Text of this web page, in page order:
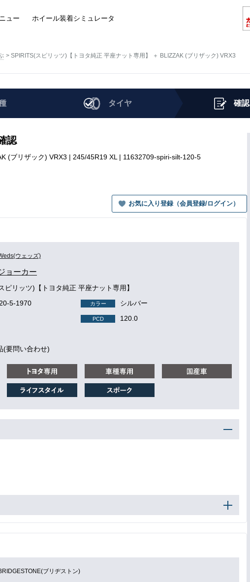
ュー ホイール装着シミュレータ
SPIRITS(スピリッツ)【トヨタ純正 平座ナット専用】 ＋ BLIZZAK (ブリザック) VRX3
タイヤ 確認
認
(ブリザック) VRX3 | 245/45R19 XL | 11632709-spiri-silt-120-5
お気に入り登録（会員登録/ログイン）
ウェッズ)
ョーカー
ピリッツ)【トヨタ純正 平座ナット専用】
5-1970
カラー シルバー
PCD 120.0
(要問い合わせ)
ブリヂストン)